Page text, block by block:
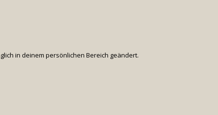
in deinem persönlichen Bereich geändert.